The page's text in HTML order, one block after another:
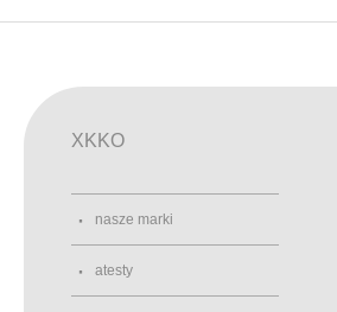
XKKO
nasze marki
atesty